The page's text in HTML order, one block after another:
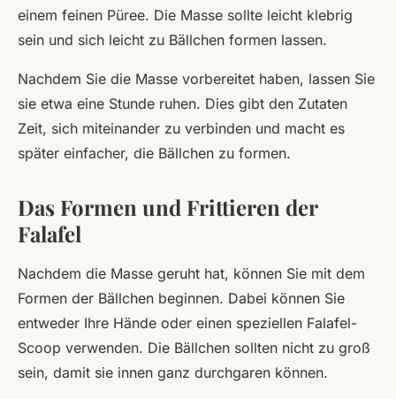
einem feinen Püree. Die Masse sollte leicht klebrig
sein und sich leicht zu Bällchen formen lassen.
Nachdem Sie die Masse vorbereitet haben, lassen Sie
sie etwa eine Stunde ruhen. Dies gibt den Zutaten
Zeit, sich miteinander zu verbinden und macht es
später einfacher, die Bällchen zu formen.
Das Formen und Frittieren der
Falafel
Nachdem die Masse geruht hat, können Sie mit dem
Formen der Bällchen beginnen. Dabei können Sie
entweder Ihre Hände oder einen speziellen Falafel-
Scoop verwenden. Die Bällchen sollten nicht zu groß
sein, damit sie innen ganz durchgaren können.